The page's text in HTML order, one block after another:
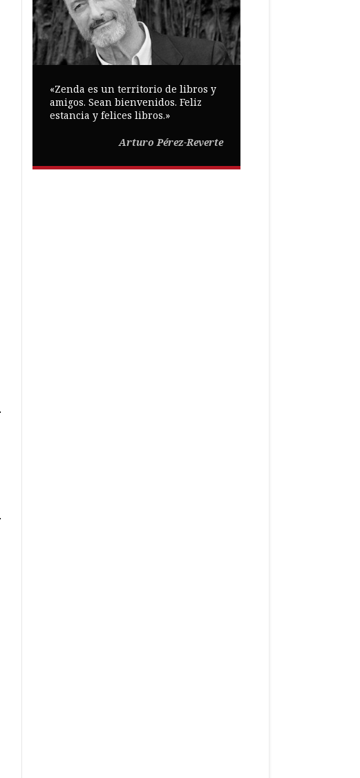
«Zenda es un territorio de libros y
amigos. Sean bienvenidos. Feliz
estancia y felices libros.»
Arturo Pérez-Reverte